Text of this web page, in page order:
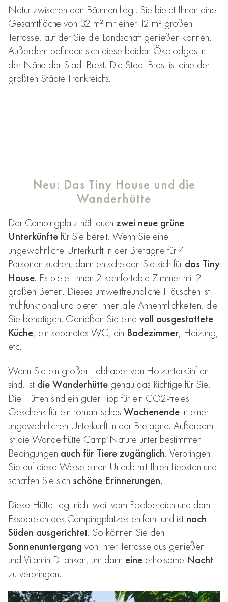
Natur zwischen den Bäumen liegt. Sie bietet Ihnen eine
Gesamtfläche von 32 m² mit einer 12 m² großen
Terrasse, auf der Sie die Landschaft genießen können.
Außerdem befinden sich diese beiden Ökolodges in
der Nähe der Stadt Brest. Die Stadt Brest ist eine der
größten Städte Frankreichs.
Neu: Das Tiny House und die
Wanderhütte
Der Campingplatz hält auch zwei neue grüne
Unterkünftefür Sie bereit. Wenn Sie eine
ungewöhnliche Unterkunft in der Bretagne für 4
Personen suchen, dann entscheiden Sie sich für das Tiny
House. Es bietet Ihnen 2 komfortable Zimmer mit 2
großen Betten. Dieses umweltfreundliche Häuschen ist
multifunktional und bietet Ihnen alle Annehmlichkeiten, die
Sie benötigen. Genießen Sie eine voll ausgestattete
Küche, ein separates WC, ein Badezimmer, Heizung,
etc.
Wenn Sie ein großer Liebhaber von Holzunterkünften
sind, ist die Wanderhütte genau das Richtige für Sie.
Die Hütten sind ein guter Tipp für ein CO2-freies
Geschenk für ein romantisches Wochenende in einer
ungewöhnlichen Unterkunft in der Bretagne. Außerdem
ist die Wanderhütte Camp’Nature unter bestimmten
Bedingungen auch für Tiere zugänglich. Verbringen
Sie auf diese Weise einen Urlaub mit Ihren Liebsten und
schaffen Sie sich schöne Erinnerungen.
Diese Hütte liegt nicht weit vom Poolbereich und dem
Essbereich des Campingplatzes entfernt und ist nach
Süden ausgerichtet. So können Sie den
Sonnenuntergang von Ihrer Terrasse aus genießen
und Vitamin D tanken, um dann eine erholsame Nacht
zu verbringen.